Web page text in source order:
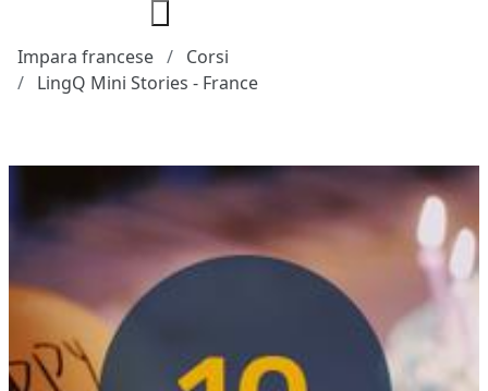
Impara francese
Corsi
LingQ Mini Stories - France